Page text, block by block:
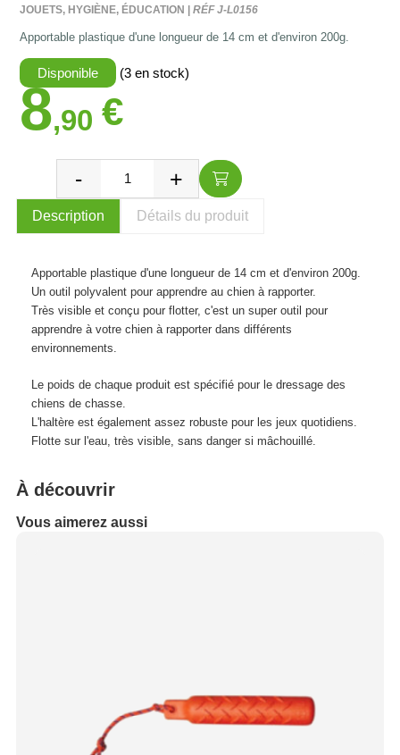
JOUETS, HYGIÈNE, ÉDUCATION | RÉF J-L0156
Apportable plastique d'une longueur de 14 cm et d'environ 200g.
Disponible (3 en stock)
8,90 €
Description Détails du produit
Apportable plastique d'une longueur de 14 cm et d'environ 200g.
Un outil polyvalent pour apprendre au chien à rapporter.
Très visible et conçu pour flotter, c'est un super outil pour
apprendre à votre chien à rapporter dans différents
environnements.
Le poids de chaque produit est spécifié pour le dressage des
chiens de chasse.
L'haltère est également assez robuste pour les jeux quotidiens.
Flotte sur l'eau, très visible, sans danger si mâchouillé.
À découvrir
Vous aimerez aussi